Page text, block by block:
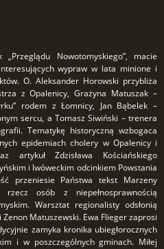
Nowotomyskiego”, macie
wypraw w lata minione i
O. Aleksander Horowski przybliża
z Opalenicy, Grażyna Matuszak –
rodem z Łomnicy, Jan Bąbelek –
sercu, a Tomasz Siwiński – trenera
Tematykę historyczną wzbogaca
epidemiach cholery w Opalenicy i
artykuł Zdzisława Kościańskiego
i lwóweckim odcinkiem Powstania
przeniesie Państwa tekst Marzeny
osób z niepełnosprawnością
Warsztat regionalisty odsłonią
Matuszewski. Ewa Flieger zaprosi
zamyka kronika ubiegłorocznych
i w poszczególnych gminach. Miłej